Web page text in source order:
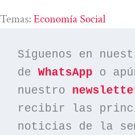
Temas: Economía Social
Síguenos en
de WhatsApp o
nuestro
recibir las
noticias de la